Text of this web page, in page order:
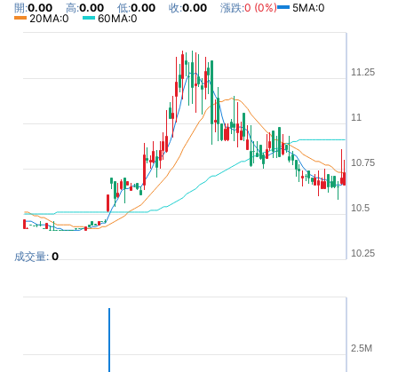
開:0.00 高:0.00 低:0.00 收:0.00 漲跌:0 (0%)
5MA:0
20MA:0
60MA:0
成交量:0 10.25
10.5
10.75
11
11.25
2.5M